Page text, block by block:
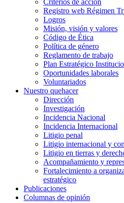
Criterios de acción
Registro web Régimen
Logros
Misión, visión y valores
Código de Ética
Política de género
Reglamento de trabajo
Plan Estratégico
Oportunidades laborales
Voluntariados
Nuestro quehacer
Dirección
Investigación
Incidencia Nacional
Incidencia Internacional
Litigio penal
Litigio internacional y
Litigio en tierras y
Acompañamiento y
Fortalecimiento a
estratégico
Publicaciones
Columnas de opinión